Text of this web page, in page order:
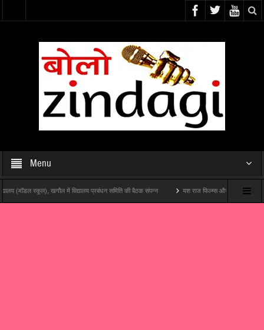
Menu
स्कूल), खगौल में विद्यालय प्रबंधन समिति की बैठक संपन्न यश राज फिल्म्स और पोशम पा पिक्चर्स की पहली